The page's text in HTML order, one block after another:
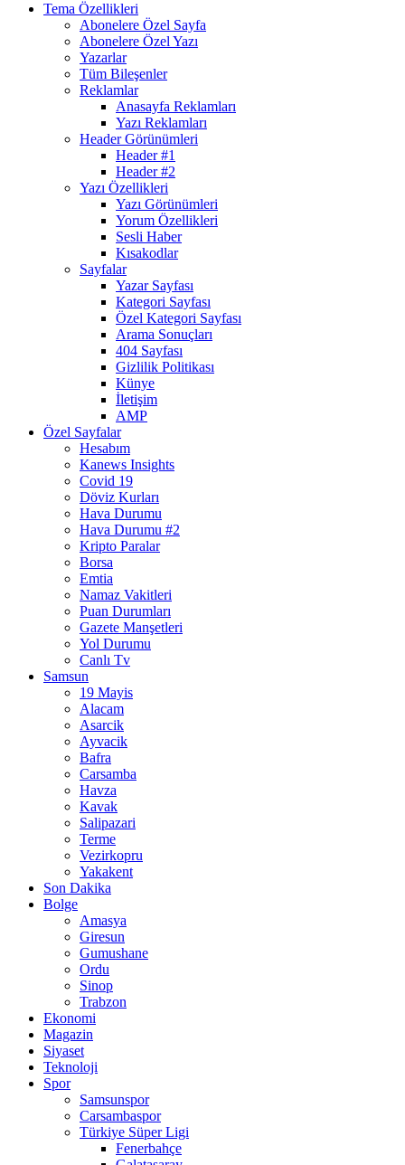
Tema Özellikleri
Abonelere Özel Sayfa
Abonelere Özel Yazı
Yazarlar
Tüm Bileşenler
Reklamlar
Anasayfa Reklamları
Yazı Reklamları
Header Görünümleri
Header #1
Header #2
Yazı Özellikleri
Yazı Görünümleri
Yorum Özellikleri
Sesli Haber
Kısakodlar
Sayfalar
Yazar Sayfası
Kategori Sayfası
Özel Kategori Sayfası
Arama Sonuçları
404 Sayfası
Gizlilik Politikası
Künye
İletişim
AMP
Özel Sayfalar
Hesabım
Kanews Insights
Covid 19
Döviz Kurları
Hava Durumu
Hava Durumu #2
Kripto Paralar
Borsa
Emtia
Namaz Vakitleri
Puan Durumları
Gazete Manşetleri
Yol Durumu
Canlı Tv
Samsun
19 Mayis
Alacam
Asarcik
Ayvacik
Bafra
Carsamba
Havza
Kavak
Salipazari
Terme
Vezirkopru
Yakakent
Son Dakika
Bolge
Amasya
Giresun
Gumushane
Ordu
Sinop
Trabzon
Ekonomi
Magazin
Siyaset
Teknoloji
Spor
Samsunspor
Carsambaspor
Türkiye Süper Ligi
Fenerbahçe